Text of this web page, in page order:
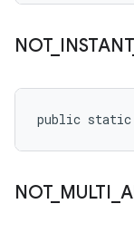
NOT_ INSTANT_
public
NOT_ MULTI